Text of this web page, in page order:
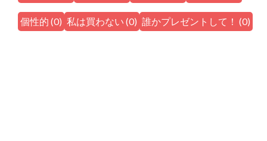
個性的 (0) 私は買わない (0) 誰かプレゼントして！ (0)